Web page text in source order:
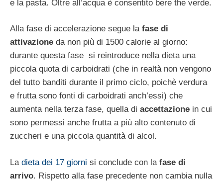
e la pasta. Oltre all’acqua è consentito bere the verde.
Alla fase di accelerazione segue la fase di
attivazione da non più di 1500 calorie al giorno:
durante questa fase si reintroduce nella dieta una
piccola quota di carboidrati (che in realtà non vengono
del tutto banditi durante il primo ciclo, poichè verdura
e frutta sono fonti di carboidrati anch’essi) che
aumenta nella terza fase, quella di accettazione in cui
sono permessi anche frutta a più alto contenuto di
zuccheri e una piccola quantità di alcol.
La dieta dei 17 giorni si conclude con la fase di
arrivo. Rispetto alla fase precedente non cambia nulla